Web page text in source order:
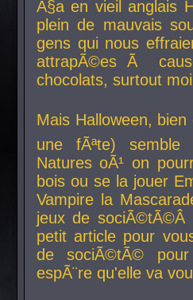
Ã§a en vieil anglais
plein de mauvais
gens qui nous
attrapÃ©es Ã
chocolats, surtout
Mais Halloween, bien
une fÃªte) semble
Natures oÃ¹ on
bois ou se la jouer
Vampire la
jeux de
petit article pour
de sociÃ©tÃ©
espÃ¨re qu'elle va